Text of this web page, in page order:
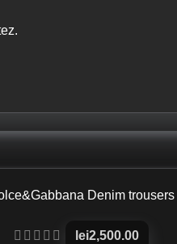
Denim trousers
lei2,500.00